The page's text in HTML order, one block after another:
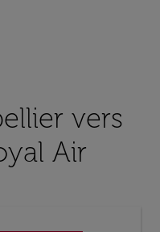
vers
Air